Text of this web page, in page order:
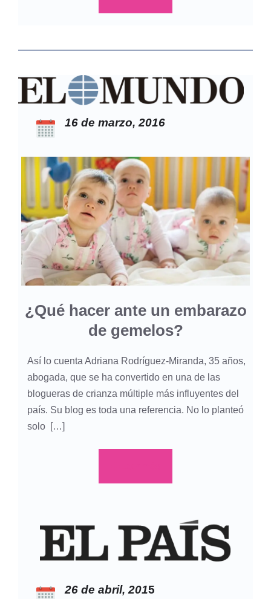
16 de marzo, 2016
¿Qué hacer ante un embarazo
de gemelos?
Así lo cuenta Adriana Rodríguez-Miranda, 35 años,
abogada, que se ha convertido en una de las
blogueras de crianza múltiple más influyentes del
país. Su blog es toda una referencia. No lo planteó
solo […]
26 de abril, 2015